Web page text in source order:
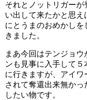
それとノットリガー
い出して来たかと思
にとうまのおめかし
きました。
まあ今回はテンジョ
ンも見事に入手して
に行きますが、アイ
されて奪還出来無か
したい物です。